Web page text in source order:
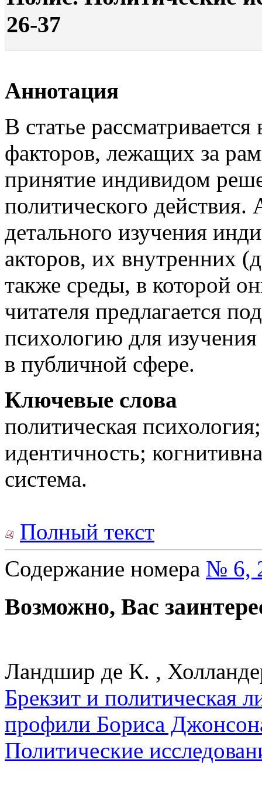
26-37
Аннотация
В статье
факторов, лежащих за
принятие индивидом
политического действия.
детального изучения
акторов, их внутренних
также среды, в которой
читателя предлагается
психологию для
в публичной сфере.
Ключевые слова
политическая
идентичность;
система.
Полный текст
Содержание номера № 6,
Возможно, Вас
Ландшир де К. ,
Брекзит и политическая
профили Бориса
Политические